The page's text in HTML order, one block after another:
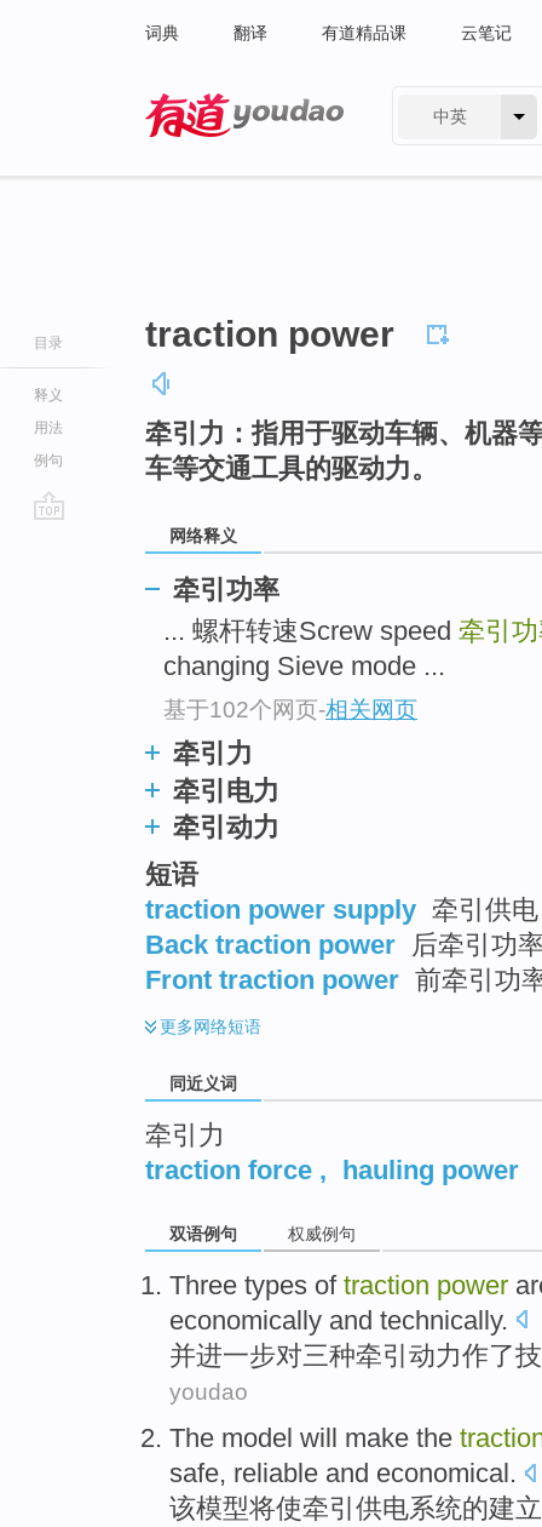
词典 翻译 有道精品课 云笔记
中英
目录
释义
用法
例句
traction power
牵引力：指用于驱动车辆、机器
车等交通工具的驱动力。
网络释义
牵引功率
... 螺杆转速Screw speed 牵引
changing Sieve mode ...
基于102个网页-相关网页
牵引力
牵引电力
牵引动力
短语
traction power supply 牵引供
Back traction power
后牵引功
Front traction power 前牵引功
更多网络短语
同近义词
牵引力
traction force , hauling power
双语例句 权威例句
Three types of traction power
economically and technically.
并进一步对三种牵引 动力作了
youdao
The model will make the
safe, reliable and economical .
该模型将使牵引 供电系统的建立